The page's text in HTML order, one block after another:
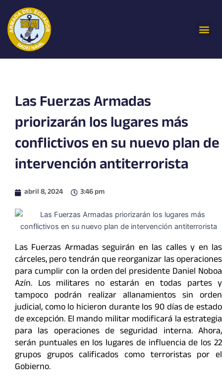
contenido
Las Fuerzas Armadas
priorizarán los lugares más
conflictivos en su nuevo plan de
intervención antiterrorista
abril 8, 2024 3:46 pm
Las Fuerzas Armadas seguirán en las calles y en las
cárceles, pero tendrán que reorganizar las operaciones
para cumplir con la orden del presidente Daniel Noboa
Azín. Los militares no estarán en todas partes y
tampoco podrán realizar allanamientos sin orden
judicial, como lo hicieron durante los 90 días de estado
de excepción. El mando militar modificará la estrategia
para las operaciones de seguridad interna. Ahora,
serán puntuales en los lugares de influencia de los 22
grupos grupos calificados como terroristas por el
Gobierno.